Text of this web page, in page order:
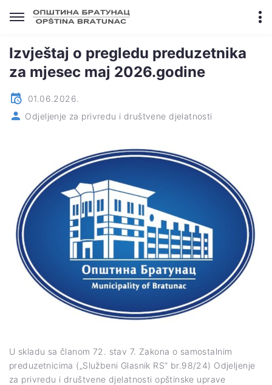
Izvještaj o pregledu preduzetnika
za mjesec maj 2026.godine
01.06.2026.
Odjeljenje za privredu i društvene djelatnosti
U skladu sa članom 72. stav 7. Zakona o samostalnim
preduzetnicima („Službeni Glasnik RS“ br.98/24) Odjeljenje
za privredu i društvene djelatnosti opštinske uprave